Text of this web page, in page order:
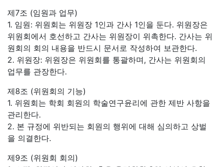
제7조 (임원과 업무)
1. 임원: 위원회는 위원장 1인과 간사 1인을 둔다. 위원장은
위원회에서 호선하고 간사는 위원장이 위촉한다. 간사는 위
원회의 회의 내용을 반드시 문서로 작성하여 보관한다.
2. 위원장: 위원장은 위원회를 통괄하며, 간사는 위원회의
업무를 관장한다.
제8조 (위원회의 기능)
1. 위원회는 학회 회원의 학술연구윤리에 관한 제반 사항을
관리한다.
2. 본 규정에 위반되는 회원의 행위에 대해 심의하고 상벌
을 의결한다.
제9조 (위원회 회의)